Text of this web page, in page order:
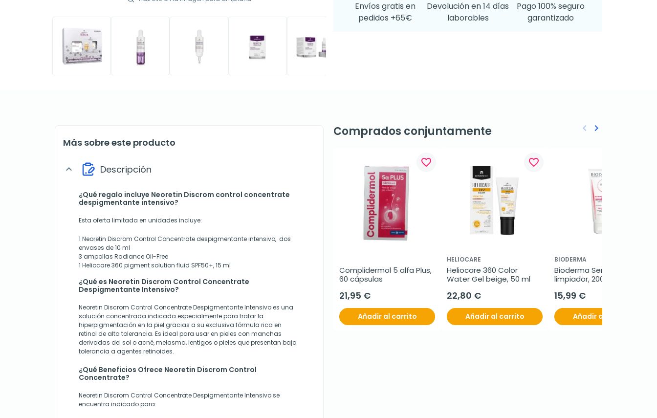
Envíos gratis en
pedidos +65€
Devolución en 14 días
laborables
Pago 100% seguro
garantizado
Más sobre este producto
expand_more Descripción
¿Qué regalo incluye Neoretin Discrom control concentrate
despigmentante intensivo?
Esta oferta limitada en unidades incluye:
1 Neoretin Discrom Control Concentrate despigmentante intensivo, dos
envases de 10 ml
3 ampollas Radiance Oil-Free
1 Heliocare 360 pigment solution fluid SPF50+, 15 ml
¿Qué es Neoretin Discrom Control Concentrate
Despigmentante Intensivo?
Neoretin Discrom Control Concentrate Despigmentante Intensivoes una
solución concentrada indicada especialmente para tratar la
hiperpigmentación en la piel gracias a su exclusiva fórmula rica en
retinol de alta tolerancia. Es ideal para usar en pieles con manchas
derivadas del sol o acné, melasma, lentigos o pieles que presentan baja
tolerancia a agentes retinoides.
¿Qué Beneficios Ofrece Neoretin Discrom Control
Concentrate?
Neoretin Discrom Control Concentrate Despigmentante Intensivose
encuentra indicado para:
Comprados conjuntamente
favorite_border
Complidermol 5 alfa Plus,
60 cápsulas
21,95 €
Añadir al carrito
favorite_border
HELIOCARE
Heliocare 360 Color
Water Gel beige, 50 ml
22,80 €
Añadir al carrito
BIODERMA
Bioderma Sensibio DS gel
limpiador, 200 ml
15,99 €
Añadir al carrito
Anterior
keyboard_arrow_left Siguiente
keyboard_arrow_right